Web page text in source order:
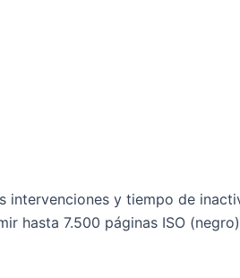
intervenciones y tiempo de
hasta 7.500 páginas ISO